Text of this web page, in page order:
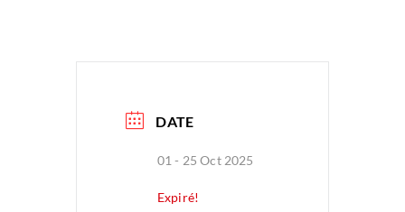
DATE
01 - 25 Oct 2025
Expiré!